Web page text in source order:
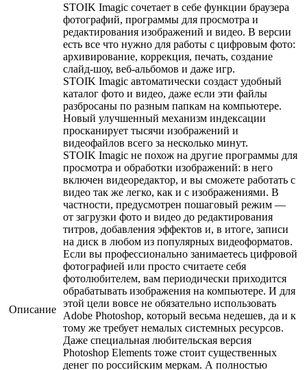
Описание
STOIK Imagic сочетает в себе функции браузера
фотографий, программы для просмотра и
редактирования изображений и видео. В версии
есть все что нужно для работы с цифровым фото:
архивирование, коррекция, печать, создание
слайд-шоу, веб-альбомов и даже игр.
STOIK Imagic автоматически создаст удобный
каталог фото и видео, даже если эти файлы
разбросаны по разным папкам на компьютере.
Новый улучшенный механизм индексации
просканирует тысячи изображений и
видеофайлов всего за несколько минут.
STOIK Imagic не похож на другие программы для
просмотра и обработки изображений: в него
включен видеоредактор, и вы сможете работать с
видео так же легко, как и с изображениями. В
частности, предусмотрен пошаговый режим —
от загрузки фото и видео до редактирования
титров, добавления эффектов и, в итоге, записи
на диск в любом из популярных видеоформатов.
Если вы профессионально занимаетесь цифровой
фотографией или просто считаете себя
фотолюбителем, вам периодически приходится
обрабатывать изображения на компьютере. И для
этой цели вовсе не обязательно использовать
Adobe Photoshop, который весьма недешев, да и к
тому же требует немалых системных ресурсов.
Даже специальная любительская версия
Photoshop Elements тоже стоит существенных
денег по российским меркам. А полностью